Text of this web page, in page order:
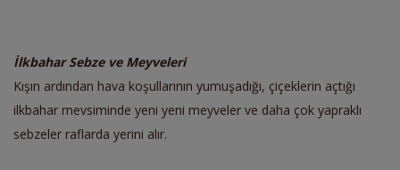
İlkbahar Sebze ve Meyveleri
Kışın ardından hava koşullarının yumuşadığı, çiçeklerin açtığı
ilkbahar mevsiminde yeni yeni meyveler ve daha çok yapraklı
sebzeler raflarda yerini alır.